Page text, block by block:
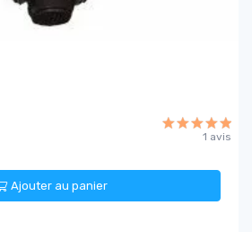
1 avis
Ajouter au panier